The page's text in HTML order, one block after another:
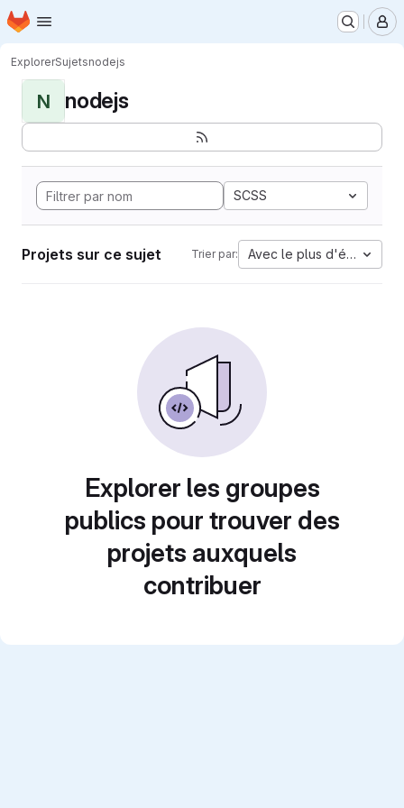
Passer au contenu principal
Page d'accueil
ExplorerSujetsnodejs
N nodejs
SCSS
Projets sur ce sujet Trier par: Avec le plus d'étoiles
Explorer les groupes
publics pour trouver des
projets auxquels
contribuer